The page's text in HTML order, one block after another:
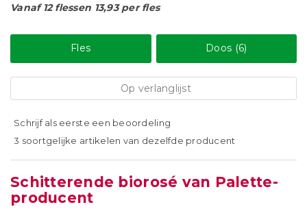
Vanaf 12 flessen 13,93 per fles
Fles Doos (6)
Op verlanglijst
Schrijf als eerste een beoordeling
3 soortgelijke artikelen van dezelfde producent
Schitterende biorosé van Palette-
producent